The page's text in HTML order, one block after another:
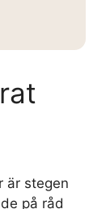
är stegen
på råd